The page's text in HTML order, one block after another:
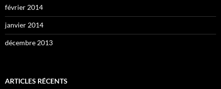
février 2014
janvier 2014
décembre 2013
ARTICLES RÉCENTS